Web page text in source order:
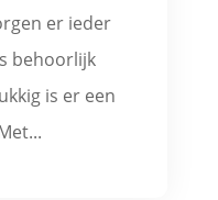
er ieder
behoorlijk
is er een